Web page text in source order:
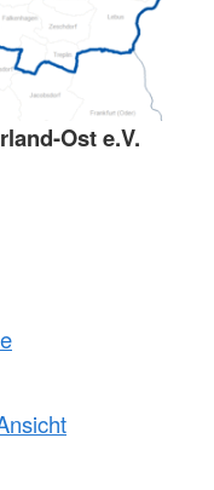
Ost e.V.